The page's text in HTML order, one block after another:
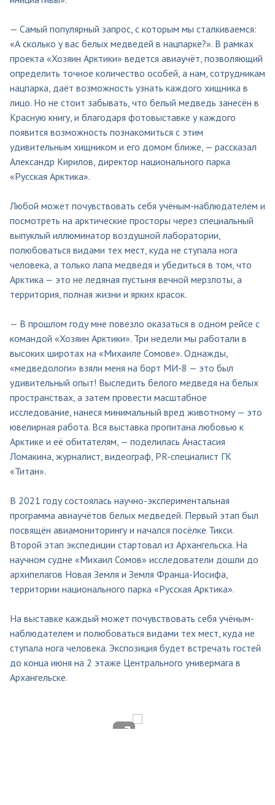
— Самый популярный запрос, с которым мы сталкиваемся:
«А сколько у вас белых медведей в нацпарке?». В рамках
проекта «Хозяин Арктики» ведется авиаучёт, позволяющий
определить точное количество особей, а нам, сотрудникам
нацпарка, даёт возможность узнать каждого хищника в
лицо. Но не стоит забывать, что белый медведь занесён в
Красную книгу, и благодаря фотовыставке у каждого
появится возможность познакомиться с этим
удивительным хищником и его домом ближе, — рассказал
Александр Кирилов, директор национального парка
«Русская Арктика».
Любой может почувствовать себя учёным-наблюдателем и
посмотреть на арктические просторы через специальный
выпуклый иллюминатор воздушной лаборатории,
полюбоваться видами тех мест, куда не ступала нога
человека, а только лапа медведя и убедиться в том, что
Арктика — это не ледяная пустыня вечной мерзлоты, а
территория, полная жизни и ярких красок.
— В прошлом году мне повезло оказаться в одном рейсе с
командой «Хозяин Арктики». Три недели мы работали в
высоких широтах на «Михаиле Сомове». Однажды,
«медведологи» взяли меня на борт МИ-8 — это был
удивительный опыт! Выследить белого медведя на белых
пространствах, а затем провести масштабное
исследование, нанеся минимальный вред животному — это
ювелирная работа. Вся выставка пропитана любовью к
Арктике и её обитателям, — поделилась Анастасия
Ломакина, журналист, видеограф, PR-специалист ГК
«Титан».
В 2021 году состоялась научно-экспериментальная
программа авиаучётов белых медведей. Первый этап был
посвящён авиамониторингу и начался посёлке Тикси.
Второй этап экспедиции стартовал из Архангельска. На
научном судне «Михаил Сомов» исследователи дошли до
архипелагов Новая Земля и Земля Франца-Иосифа,
территории национального парка «Русская Арктика».
На выставке каждый может почувствовать себя учёным-
наблюдателем и полюбоваться видами тех мест, куда не
ступала нога человека. Экспозиция будет встречать гостей
до конца июня на 2 этаже Центрального универмага в
Архангельске.